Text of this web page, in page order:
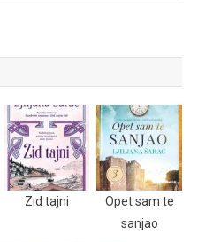
Zid tajni
Opet sam te
sanjao